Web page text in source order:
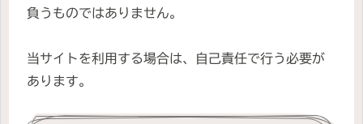
負うものではありません。
当サイトを利用する場合は、自己責任で行う必要が
あります。